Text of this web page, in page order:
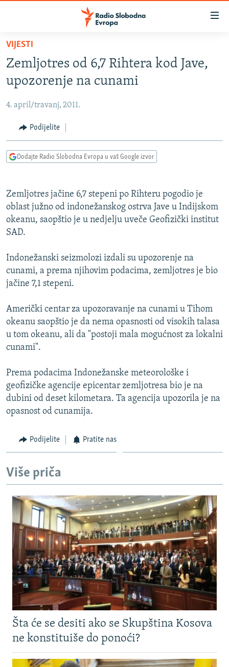
Pređite
glavni
sadržaj
Pređite
na
navigaciju
Pređite
na
VIJESTI
BOSNA I HERCEGOVINA
SRBIJA
KOSOVO
CRNA GORA
VIDEO
INFOGRAFIKE
PODCASTI
KINA NA BALKANU
RSE PRIČE IZ SVIJETA
ISPRIČAJ MI
DNEVNO@RSE
SPECIJALI RSE
GENOCID U SREBRENICI
POPLAVE I KLIZIŠTA U BIH 2024.
TV LIBERTY
POST SCRIPTUM
MOJA EVROPA
NASTANAK I RASPAD JUGOSLAVIJE
PRATITE NAS
Sve RFE/RL stranice
VIJESTI
Zemljotres od 6,7 Rihtera kod Jave,
upozorenje na cunami
4. april/travanj, 2011.
Podijelite
Dodajte Radio Slobodna Evropa u vaš Google izvor
Zemljotres jačine 6,7 stepeni po Rihteru pogodio je
oblast južno od indonežanskog ostrva Jave u Indijskom
okeanu, saopštio je u nedjelju uveče Geofizički institut
SAD.
Indonežanski seizmolozi izdali su upozorenje na
cunami, a prema njihovim podacima, zemljotres je bio
jačine 7,1 stepeni.
Američki centar za upozoravanje na cunami u Tihom
okeanu saopštio je da nema opasnosti od visokih talasa
u tom okeanu, ali da "postoji mala mogućnost za lokalni
cunami".
Prema podacima Indonežanske meteorološke i
geofizičke agencije epicentar zemljotresa bio je na
dubini od deset kilometara. Ta agencija upozorila je na
opasnost od cunamija.
Podijelite Pratite nas
Više priča
Šta će se desiti ako se Skupština Kosova
ne konstituiše do ponoći?